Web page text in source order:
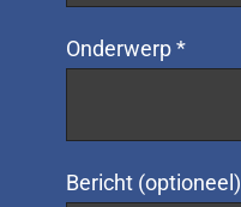
Onderwerp *
Bericht (optioneel)